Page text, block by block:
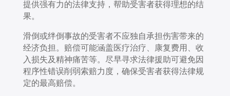
提供强有力的法律支持，帮助受害者获得理想的结
果。
滑倒或绊倒事故的受害者不应独自承担伤害带来的
经济负担。赔偿可能涵盖医疗治疗、康复费用、收
入损失及精神痛苦等。尽早寻求法律援助可避免因
程序性错误削弱索赔力度，确保受害者获得法律规
定的最高赔偿。